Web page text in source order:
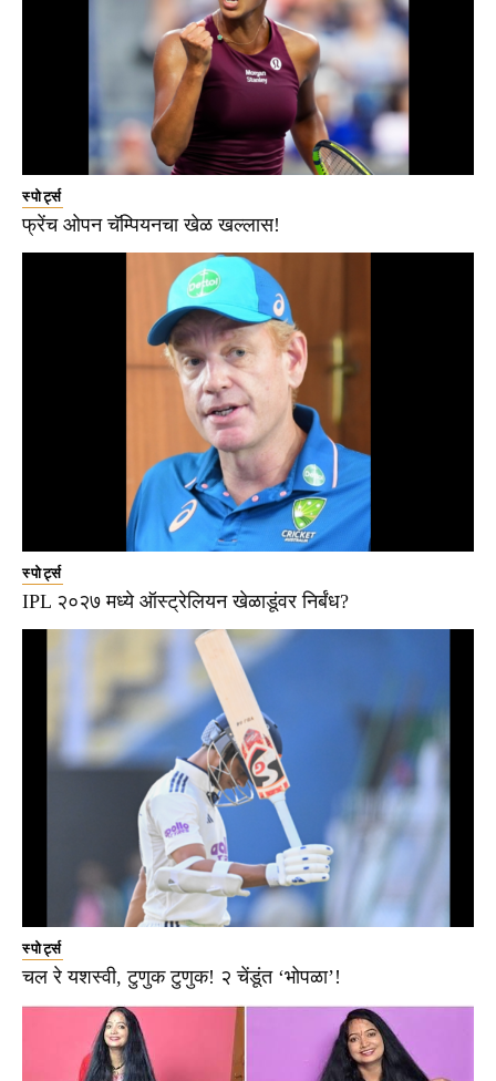
स्पोर्ट्स
फ्रेंच ओपन चॅम्पियनचा खेळ खल्लास!
स्पोर्ट्स
IPL २०२७ मध्ये ऑस्ट्रेलियन खेळाडूंवर निर्बंध?
स्पोर्ट्स
चल रे यशस्वी, टुणुक टुणुक! २ चेंडूंत ‘भोपळा’!